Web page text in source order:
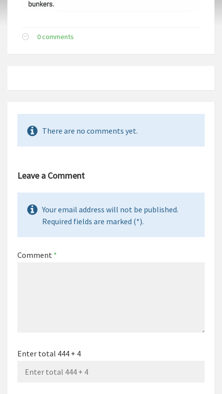
0 comments
There are no comments yet.
Leave a Comment
Your email address will not be published.
Required fields are marked (*).
Comment *
Enter total 444 + 4